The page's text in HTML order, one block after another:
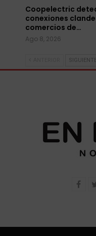
Coopelectric
conexiones
comercios de…
Ago 8, 2026
SIGUIENTE